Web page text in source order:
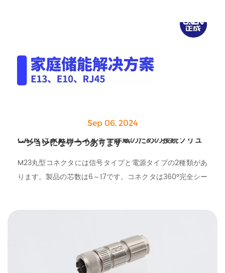
Sep 06, 2024
CAZN は家庭用エネルギー貯蔵のための接続ソリュ
ーションになりつつあります
M23丸型コネクタには信号タイプと電源タイプの2種類があ
ります。製品の芯数は6～17です。コネクタは360°完全シー